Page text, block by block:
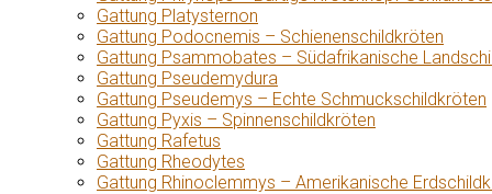
Gattung Platysternon
Gattung Podocnemis – Schienenschildkröten
Gattung Psammobates – Südafrikanische
Gattung Pseudemydura
Gattung Pseudemys – Echte Schmuckschildkröten
Gattung Pyxis – Spinnenschildkröten
Gattung Rafetus
Gattung Rheodytes
Gattung Rhinoclemmys – Amerikanische